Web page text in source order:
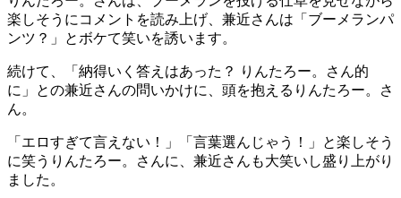
楽しそうにコメントを読み上げ、兼近さんは「ブーメランパ
ンツ？」とボケて笑いを誘います。
続けて、「納得いく答えはあった？ りんたろー。さん的
に」との兼近さんの問いかけに、頭を抱えるりんたろー。さ
ん。
「エロすぎて言えない！」「言葉選んじゃう！」と楽しそう
に笑うりんたろー。さんに、兼近さんも大笑いし盛り上がり
ました。